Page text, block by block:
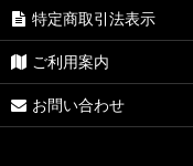
特定商取引法表示
ご利用案内
お問い合わせ